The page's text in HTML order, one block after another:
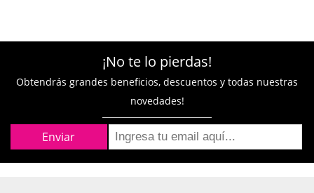
¡No te lo pierdas!
Obtendrás grandes beneficios, descuentos y todas nuestras
novedades!